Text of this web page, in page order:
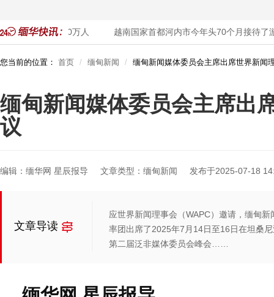
估可达到3440万人 越南国家首都河内市今年头70个月接待了游
您当前的位置： 首页 缅甸新闻 缅甸新闻媒体委员会主席出席世界新闻
缅甸新闻媒体委员会主席出
议
编辑：缅华网 星辰报导 文章类型：缅甸新闻 发布于2025-07-18
文章导读
应世界新闻理事会（WAPC）邀请，缅甸
率团出席了2025年7月14日至16日在坦桑
第二届泛非媒体委员会峰会……